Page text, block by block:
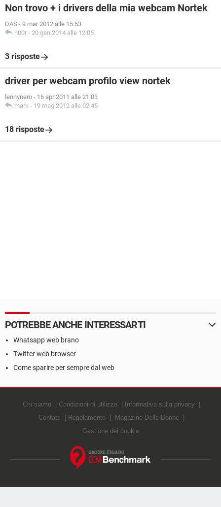
Non trovo + i drivers della mia webcam Nortek
DAS - 9 mar 2012 alle 15:53
n00r - 20 gen 2014 alle 12:05
3 risposte
driver per webcam profilo view nortek
lennynero - 16 apr 2011 alle 21:03
mark - 19 mag 2012 alle 02:45
18 risposte
POTREBBE ANCHE INTERESSARTI
Whatsapp web brano
Twitter web browser
Come sparire per sempre dal web
Chi siamo Condizioni di utilizzo
Informativa sulla privacy
Contatti
Regolamento
Magazine Delle Donne
Gestione dei cookie